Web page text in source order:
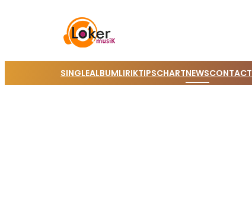
SINGLEALBUMLIRIKTIPSCHARTNEWSCONTACT